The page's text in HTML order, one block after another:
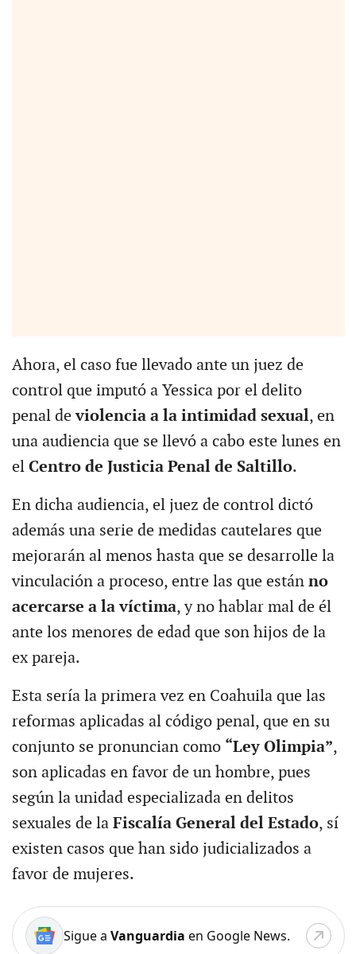
Ahora, el caso fue llevado ante un juez de
control que imputó a Yessica por el delito
penal deviolencia a la intimidad sexual, en
una audiencia que se llevó a cabo este lunes en
el Centro de Justicia Penal de Saltillo.
En dicha audiencia, el juez de control dictó
además una serie de medidas cautelares que
mejorarán al menos hasta que se desarrolle la
vinculación a proceso, entre las que estánno
acercarse a la víctima, y no hablar mal de él
ante los menores de edad que son hijos de la
ex pareja.
Esta sería la primera vez en Coahuila que las
reformas aplicadas al código penal, que en su
conjunto se pronuncian como “Ley Olimpia”,
son aplicadas en favor de un hombre, pues
según la unidad especializada en delitos
sexuales de la Fiscalía General del Estado, sí
existen casos que han sido judicializados a
favor de mujeres.
Sigue a Vanguardia en Google News.